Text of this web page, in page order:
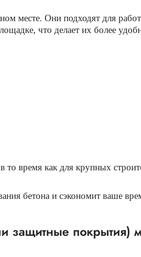
месте. Они подходят для
что делает их более
то время как для крупных
бетона и сэкономит ваше
защитные покрытия)